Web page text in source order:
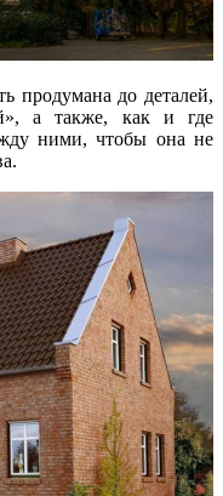
продумана до деталей,
а также, как и где
ними, чтобы она не